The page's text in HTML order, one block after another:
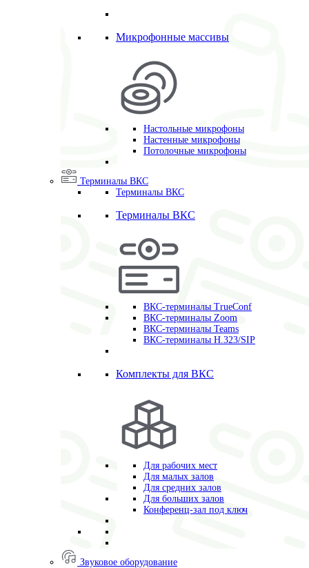
Микрофонные массивы
Настольные микрофоны
Настенные микрофоны
Потолочные микрофоны
Терминалы ВКС
Терминалы ВКС
Терминалы ВКС
ВКС-терминалы TrueConf
ВКС-терминалы Zoom
ВКС-терминалы Teams
ВКС-терминалы H.323/SIP
Комплекты для ВКС
Для рабочих мест
Для малых залов
Для средних залов
Для больших залов
Конференц-зал под ключ
Звуковое оборудование